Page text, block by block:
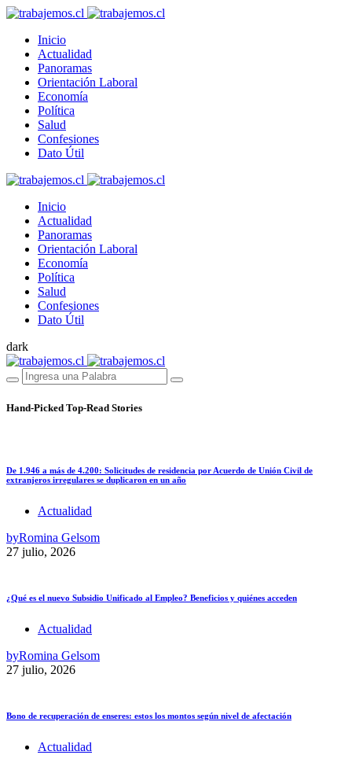
Inicio
Actualidad
Panoramas
Orientación Laboral
Economía
Política
Salud
Confesiones
Dato Útil
Inicio
Actualidad
Panoramas
Orientación Laboral
Economía
Política
Salud
Confesiones
Dato Útil
dark
Hand-Picked Top-Read Stories
De 1.946 a más de 4.200: Solicitudes de residencia por Acuerdo de Unión Civil de
extranjeros irregulares se duplicaron en un año
Actualidad
byRomina Gelsom
27 julio, 2026
¿Qué es el nuevo Subsidio Unificado al Empleo? Beneficios y quiénes acceden
Actualidad
byRomina Gelsom
27 julio, 2026
Bono de recuperación de enseres: estos los montos según nivel de afectación
Actualidad